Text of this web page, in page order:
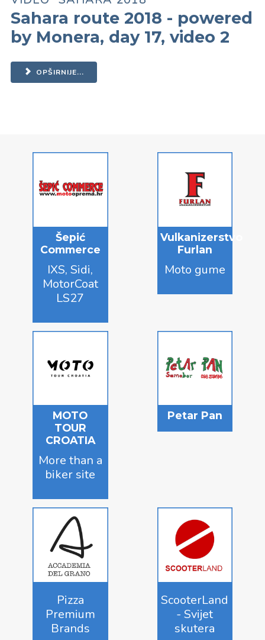
Sahara route 2018 - powered
by Monera, day 17, video 2
OPŠIRNIJE...
Šepić
Commerce
IXS, Sidi,
MotorCoat
LS27
Vulkanizerstvo
Furlan
Moto gume
MOTO
TOUR
CROATIA
More than a
biker site
Petar Pan
Pizza
Premium
Brands
ScooterLand
- Svijet
skutera